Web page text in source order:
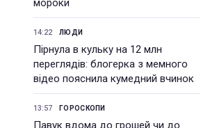
мороки
14:22 ЛЮДИ
Пірнула в кульку на 12 млн
переглядів: блогерка з мемного
відео пояснила кумедний вчинок
13:57 ГОРОСКОПИ
Павук вдома до грошей чи до